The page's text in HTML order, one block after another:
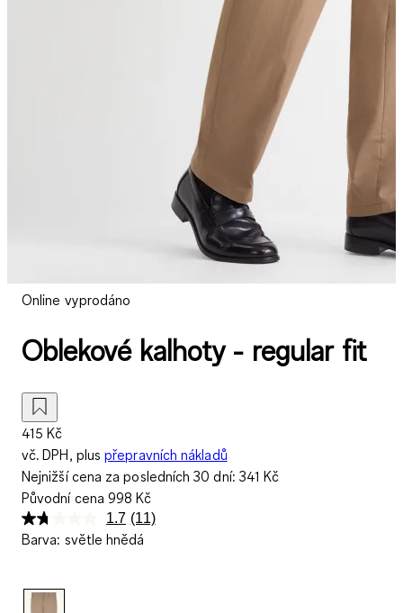
Online vyprodáno
Oblekové kalhoty - regular fit
415 Kč
vč. DPH, plus přepravních nákladů
Nejnižší cena za posledních 30 dní: 341 Kč
Původní cena998 Kč
1.7 Přečtěte
si
(11)
Barva: světle hnědá